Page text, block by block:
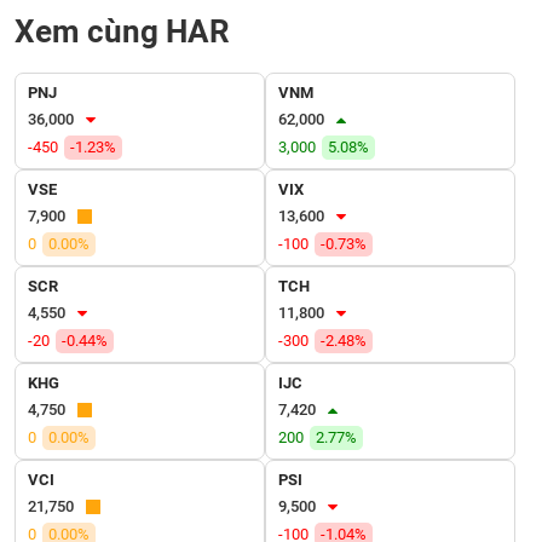
Xem cùng HAR
PNJ
36,000
-450
-1.23%
VNM
62,000
3,000
5.08%
VSE
7,900
0
0.00%
VIX
13,600
-100
-0.73%
SCR
4,550
-20
-0.44%
TCH
11,800
-300
-2.48%
KHG
4,750
0
0.00%
IJC
7,420
200
2.77%
VCI
21,750
0
0.00%
PSI
9,500
-100
-1.04%
TRUYỀN
TIỆN
ÍCH
BẤT
ĐỘNG
SẢN
Mã
chứng
khoán
(-)